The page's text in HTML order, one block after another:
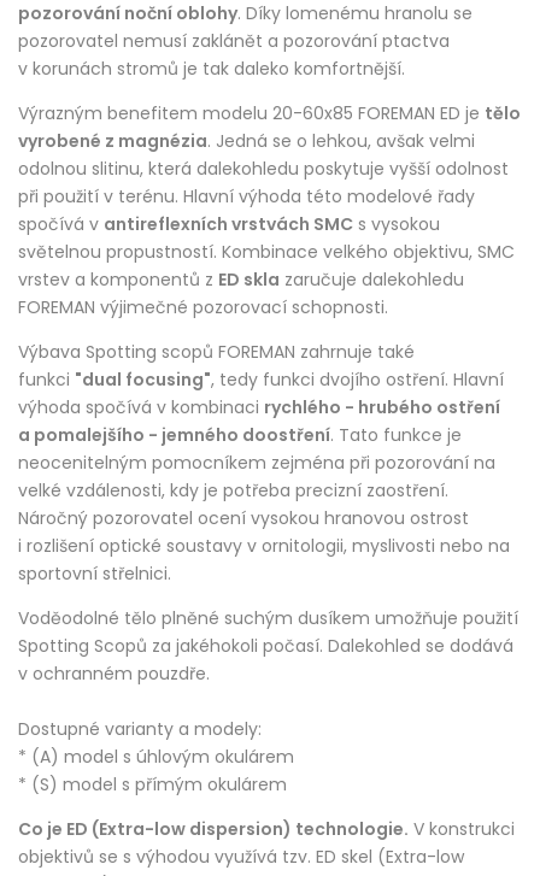
pozorování noční oblohy. Díky lomenému hranolu se
pozorovatel nemusí zaklánět a pozorování ptactva
v korunách stromů je tak daleko komfortnější.
Výrazným benefitem modelu 20-60x85 FOREMAN ED je tělo
vyrobené z magnézia. Jedná se o lehkou, avšak velmi
odolnou slitinu, která dalekohledu poskytuje vyšší odolnost
při použití v terénu. Hlavní výhoda této modelové řady
spočívá v antireflexních vrstvách SMC s vysokou
světelnou propustností. Kombinace velkého objektivu, SMC
vrstev a komponentů z ED skla zaručuje dalekohledu
FOREMAN výjimečné pozorovací schopnosti.
Výbava Spotting scopů FOREMAN zahrnuje také
funkci "dual focusing", tedy funkci dvojího ostření. Hlavní
výhoda spočívá v kombinaci rychlého - hrubého ostření
a pomalejšího - jemného doostření. Tato funkce je
neocenitelným pomocníkem zejména při pozorování na
velké vzdálenosti, kdy je potřeba precizní zaostření.
Náročný pozorovatel ocení vysokou hranovou ostrost
i rozlišení optické soustavy v ornitologii, myslivosti nebo na
sportovní střelnici.
Voděodolné tělo plněné suchým dusíkem umožňuje použití
Spotting Scopů za jakéhokoli počasí. Dalekohled se dodává
v ochranném pouzdře.
Dostupné varianty a modely:
* (A) model s úhlovým okulárem
* (S) model s přímým okulárem
Co je ED (Extra-low dispersion) technologie. V konstrukci
objektivů se s výhodou využívá tzv. ED skel (Extra-low